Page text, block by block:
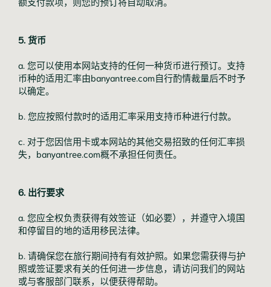
5. 货币
a. 您可以使用本网站支持的任何一种货币进行预订。支持
币种的适用汇率由banyantree.com自行酌情裁量后不时予
以确定。
b. 您应按照付款时的适用汇率采用支持币种进行付款。
c. 对于您因信用卡或本网站的其他交易招致的任何汇率损
失，banyantree.com概不承担任何责任。
6. 出行要求
a. 您应全权负责获得有效签证（如必要），并遵守入境国
和停留目的地的适用移民法律。
b. 请确保您在旅行期间持有有效护照。如果您需获得与护
照或签证要求有关的任何进一步信息，请访问我们的网站
或与客服部门联系，以便获得帮助。